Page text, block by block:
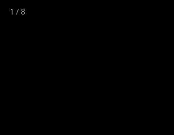
1 /8